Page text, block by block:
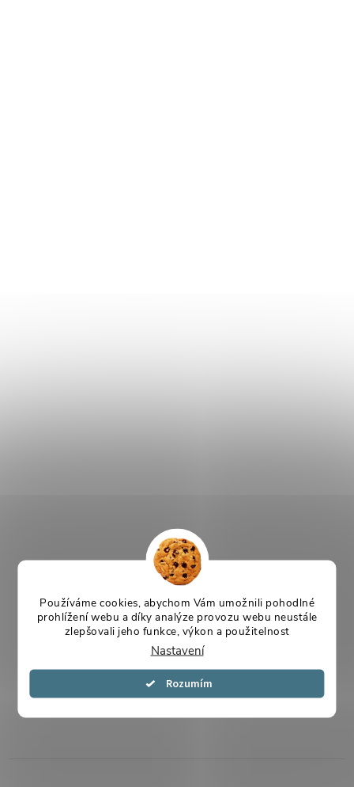
Používáme cookies, abychom Vám umožnili pohodlné
prohlížení webu a díky analýze provozu webu neustále
zlepšovali jeho funkce, výkon a použitelnost
Nastavení
Souhlasím